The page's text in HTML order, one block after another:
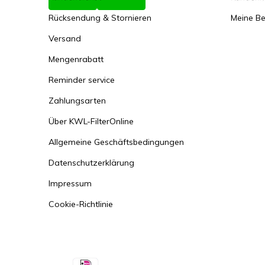
Rücksendung & Stornieren
Versand
Mengenrabatt
Reminder service
Zahlungsarten
Über KWL-FilterOnline
Allgemeine Geschäftsbedingungen
Datenschutzerklärung
Impressum
Cookie-Richtlinie
Meine